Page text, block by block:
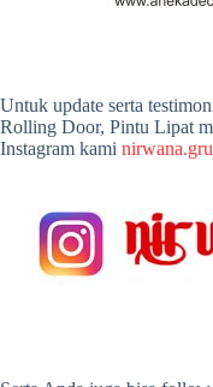
Untuk update serta
Rolling Door, Pintu Lipat
Instagram kami